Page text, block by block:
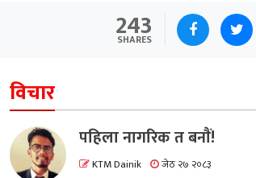
243
SHARES
विचार
पहिला नागरिक त बनाैं!
KTM Dainik जेठ २७ २०८३